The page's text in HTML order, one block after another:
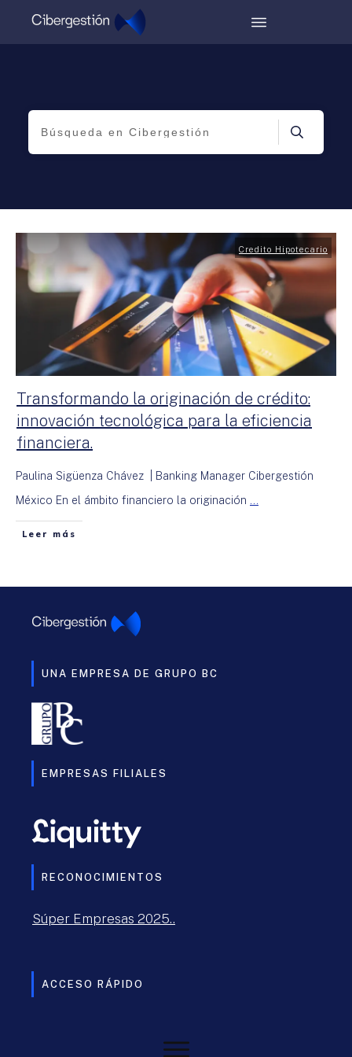
Credito Hipotecario
Transformando la originación de crédito:
innovación tecnológica para la eficiencia
financiera.
Paulina Sigüenza Chávez | Banking Manager Cibergestión
México En el ámbito financiero la originación ...
Leer más
UNA EMPRESA DE GRUPO BC
EMPRESAS FILIALES
RECONOCIMIENTOS
Súper Empresas 2025..
ACCESO RÁPIDO